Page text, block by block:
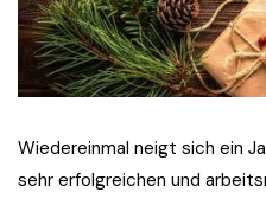
Wiedereinmal neigt sich ein
sehr erfolgreichen und